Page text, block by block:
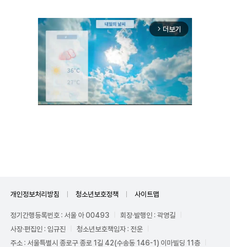
arrow_forward_ios 더보기
개인정보처리방침 청소년보호정책 사이트맵
정기간행등록번호 : 서울 아 00493
회장·발행인 : 곽영길
사장·편집인 : 임규진
청소년보호책임자 : 전운
주소 : 서울특별시 종로구 종로 1길 42(수송동 146-1) 이마빌딩 11층